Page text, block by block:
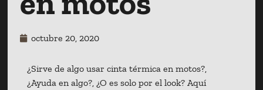
octubre 20, 2020
¿Sirve de algo usar cinta térmica en motos?,
¿Ayuda en algo?, ¿O es solo por el look? Aquí